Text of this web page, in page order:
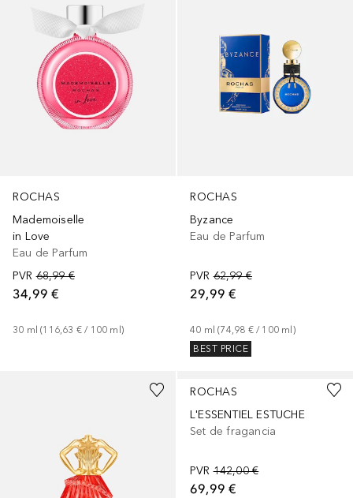
ROCHAS
Mademoiselle
in Love
Eau de Parfum
PVR 68,99 €
34,99 €
30 ml (116,63 € / 100 ml )
ROCHAS
Byzance
Eau de Parfum
PVR 62,99 €
29,99 €
40 ml (74,98 € / 100 ml )
BEST PRICE
ROCHAS
L'ESSENTIEL ESTUCHE
Set de fragancia
PVR 142,00 €
69,99 €